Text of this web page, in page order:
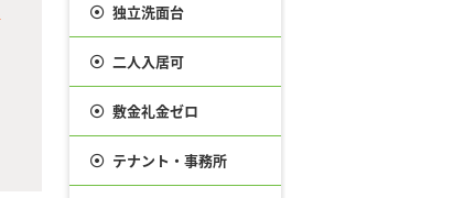
独立洗面台
二人入居可
敷金礼金ゼロ
テナント・事務所